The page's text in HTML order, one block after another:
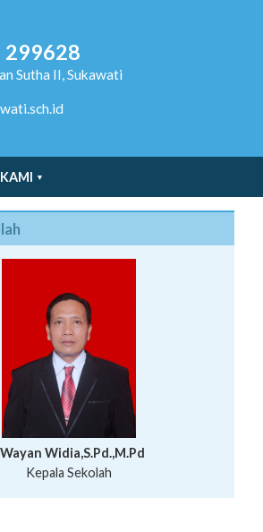
299628
Sutha II, Sukawati
Widia,S.Pd.,M.Pd
Kepala Sekolah